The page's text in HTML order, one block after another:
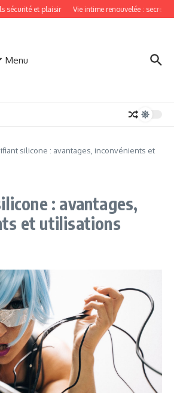
et plaisir Vie intime renouvelée : secrets
Menu
silicone : avantages, inconvénients et
: avantages,
et utilisations